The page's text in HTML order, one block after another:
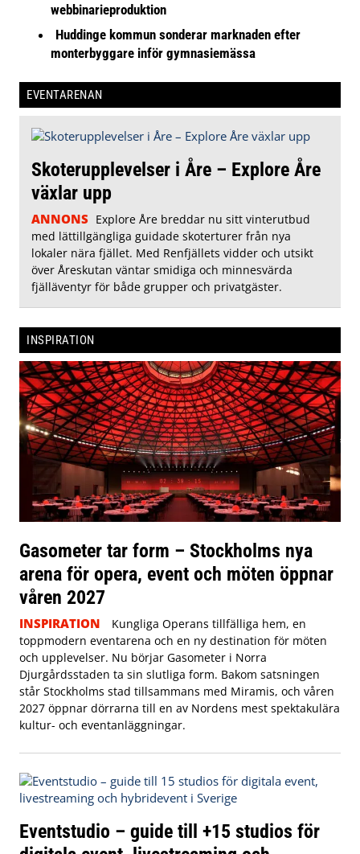
webbinarieproduktion
Huddinge kommun sonderar marknaden efter
monterbyggare inför gymnasiemässa
EVENTARENAN
Skoterupplevelser i Åre – Explore Åre
växlar upp
ANNONS Explore Åre breddar nu sitt vinterutbud
med lättillgängliga guidade skoterturer från nya
lokaler nära fjället. Med Renfjällets vidder och utsikt
över Åreskutan väntar smidiga och minnesvärda
fjälläventyr för både grupper och privatgäster.
INSPIRATION
Gasometer tar form – Stockholms nya
arena för opera, event och möten öppnar
våren 2027
INSPIRATION
Kungliga Operans tillfälliga hem, en
toppmodern eventarena och en ny destination för möten
och upplevelser. Nu börjar Gasometer i Norra
Djurgårdsstaden ta sin slutliga form. Bakom satsningen
står Stockholms stad tillsammans med Miramis, och våren
2027 öppnar dörrarna till en av Nordens mest spektakulära
kultur- och eventanläggningar.
Eventstudio – guide till +15 studios för